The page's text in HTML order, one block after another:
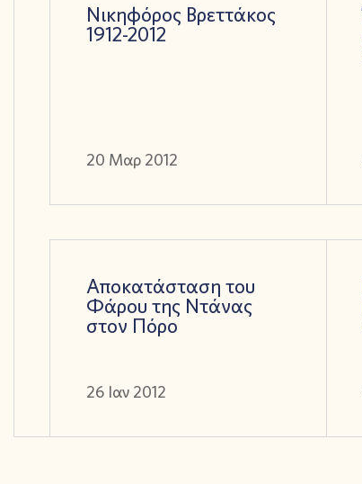
Νικηφόρος Βρεττάκος
1912-2012
20 Μαρ 2012
Αποκατάσταση του
Φάρου της Ντάνας
στον Πόρο
26 Ιαν 2012